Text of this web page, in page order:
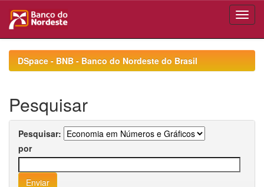
navigationDSpace - BNB - Banco do Nordeste do Brasil
Pesquisar
Pesquisar:
por